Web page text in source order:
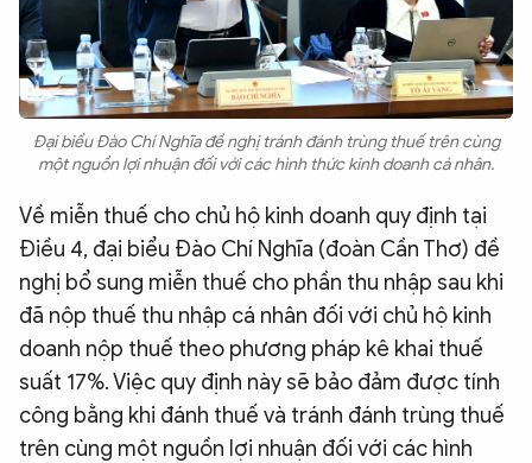
Đại biểu Đào Chí Nghĩa đề nghị tránh đánh trùng thuế trên cùng
một nguồn lợi nhuận đối với các hình thức kinh doanh cá nhân.
Về miễn thuế cho chủ hộ kinh doanh quy định tại
Điều 4, đại biểu Đào Chí Nghĩa (đoàn Cần Thơ) đề
nghị bổ sung miễn thuế cho phần thu nhập sau khi
đã nộp thuế thu nhập cá nhân đối với chủ hộ kinh
doanh nộp thuế theo phương pháp kê khai thuế
suất 17%. Việc quy định này sẽ bảo đảm được tính
công bằng khi đánh thuế và tránh đánh trùng thuế
trên cùng một nguồn lợi nhuận đối với các hình